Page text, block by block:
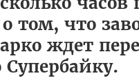
том, что
ждет